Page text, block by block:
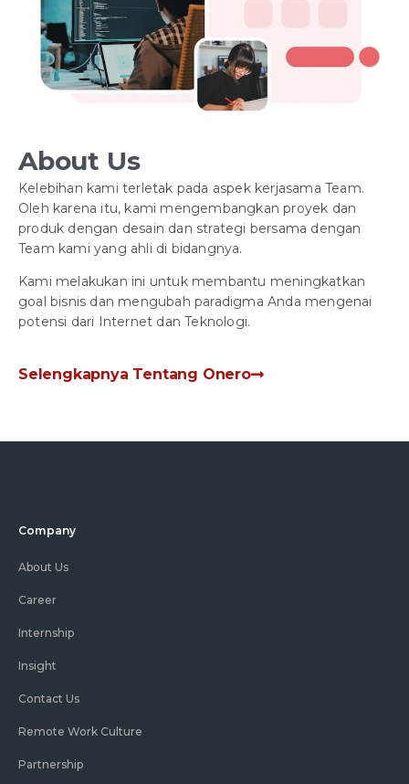
About Us
Kelebihan kami terletak pada aspek kerjasama Team.
Oleh karena itu, kami mengembangkan proyek dan
produk dengan desain dan strategi bersama dengan
Team kami yang ahli di bidangnya.
Kami melakukan ini untuk membantu meningkatkan
goal bisnis dan mengubah paradigma Anda mengenai
potensi dari Internet dan Teknologi.
Selengkapnya Tentang Onero
Company
About Us
Career
Internship
Insight
Contact Us
Remote Work Culture
Partnership